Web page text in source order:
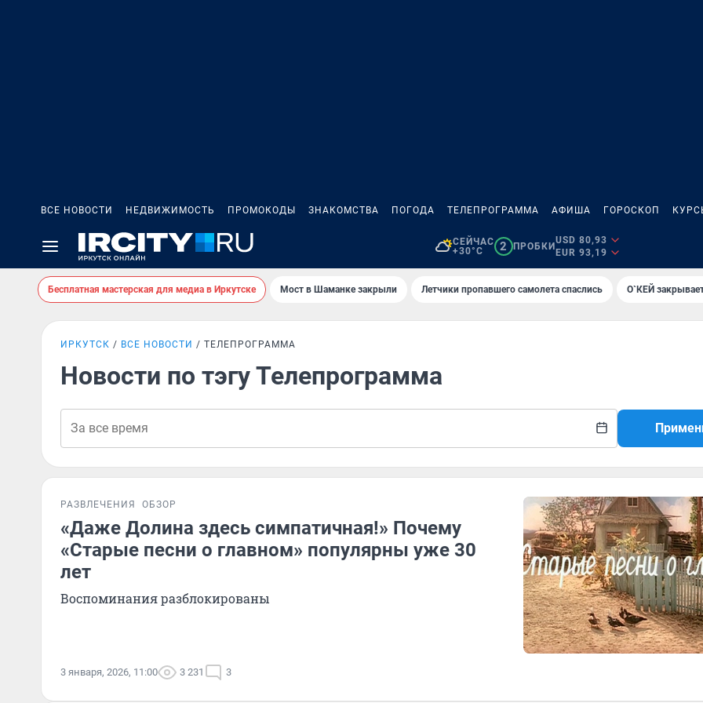
ВСЕ НОВОСТИ НЕДВИЖИМОСТЬ ПРОМОКОДЫ ЗНАКОМСТВА ПОГОДА ТЕЛЕПРОГРАММА АФИША ГОРОСКОП
СЕЙЧАС
+30°C
2 ПРОБКИ
USD 80,93
EUR 93,19
Бесплатная мастерская для медиа в Иркутске Мост в Шаманке закрыли Летчики пропавшего самолета спаслись О`КЕЙ
ИРКУТСК ВСЕ НОВОСТИ ТЕЛЕПРОГРАММА
Новости по тэгу Телепрограмма
РАЗВЛЕЧЕНИЯ ОБЗОР
«Даже Долина здесь симпатичная!» Почему
«Старые песни о главном» популярны уже 30
лет
Воспоминания разблокированы
3 января, 2026, 11:00 3 231 3